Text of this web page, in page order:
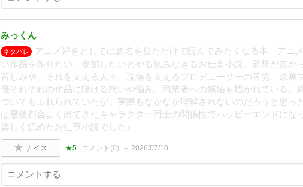
みっくん
ネタバレ
アニメ好きとしては題名を見ただけで読んでみたくなる本。アニ
い作品を作りたい、参加したいとやる気みなぎるお仕事小説。監督が無か
苦しみや、それを支える人々。現場を支えるプロデューサーの苦労、原画
優それぞれの作品に賭ける想いや悩み、同業者への嫉妬も描かれている。
ついてもふれられていたが、実際もなかなか理解されないのだろうと思っ
は最後都合よく出てきたキャラクター同士の関係性でハッピーエンドにな
楽しく読めたお仕事小説でした♪
ナイス ★5 コメント(0) 2026/07/10